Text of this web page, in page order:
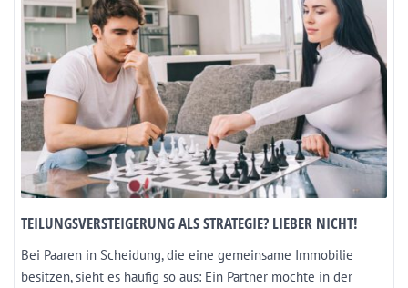
TEILUNGSVERSTEIGERUNG ALS STRATEGIE? LIEBER NICHT!
Bei Paaren in Scheidung, die eine gemeinsame Immobilie
besitzen, sieht es häufig so aus: Ein Partner möchte in der